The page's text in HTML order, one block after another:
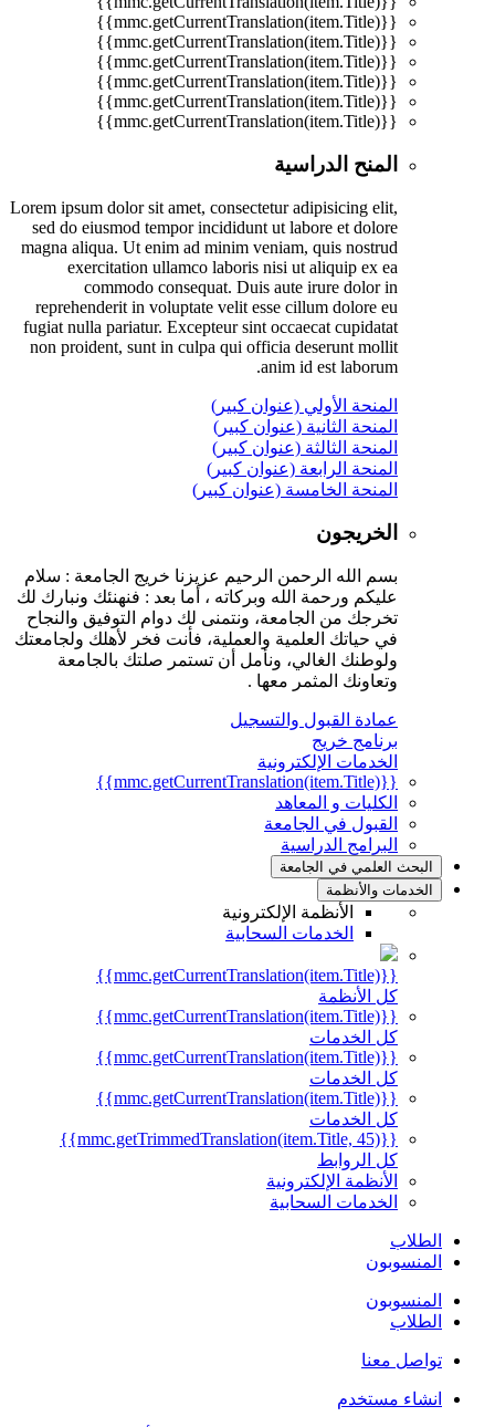
{{mmc.getCurrentTranslation(item.Title)}}
{{mmc.getCurrentTranslation(item.Title)}}
{{mmc.getCurrentTranslation(item.Title)}}
{{mmc.getCurrentTranslation(item.Title)}}
{{mmc.getCurrentTranslation(item.Title)}}
{{mmc.getCurrentTranslation(item.Title)}}
المنح الدراسية
Lorem ipsum dolor sit amet, consectetur adipisicing elit,
sed do eiusmod tempor incididunt ut labore et dolore
magna aliqua. Ut enim ad minim veniam, quis nostrud
exercitation ullamco laboris nisi ut aliquip ex ea
commodo consequat. Duis aute irure dolor in
reprehenderit in voluptate velit esse cillum dolore eu
fugiat nulla pariatur. Excepteur sint occaecat cupidatat
non proident, sunt in culpa qui officia deserunt mollit
anim id est laborum.
المنحة الأولي (عنوان كبير)
المنحة الثانية (عنوان كبير)
المنحة الثالثة (عنوان كبير)
المنحة الرابعة (عنوان كبير)
المنحة الخامسة (عنوان كبير)
الخريجون
بسم الله الرحمن الرحيم عزيزنا خريج الجامعة : سلام
عليكم ورحمة الله وبركاته ، أما بعد : فنهنئك ونبارك لك
تخرجك من الجامعة، ونتمنى لك دوام التوفيق والنجاح
في حياتك العلمية والعملية، فأنت فخر لأهلك ولجامعتك
ولوطنك الغالي، ونأمل أن تستمر صلتك بالجامعة
وتعاونك المثمر معها .
عمادة القبول والتسجيل
برنامج خريج
الخدمات الإلكترونية
{{mmc.getCurrentTranslation(item.Title)}}
الكليات و المعاهد
القبول في الجامعة
البرامج الدراسية
البحث العلمي في الجامعة
الخدمات والأنظمة
الأنظمة الإلكترونية
الخدمات السحابية
{{mmc.getCurrentTranslation(item.Title)}}
كل الأنظمة
{{mmc.getCurrentTranslation(item.Title)}}
كل الخدمات
{{mmc.getCurrentTranslation(item.Title)}}
كل الخدمات
{{mmc.getCurrentTranslation(item.Title)}}
كل الخدمات
{{mmc.getTrimmedTranslation(item.Title, 45)}}
كل الروابط
الأنظمة الإلكترونية
الخدمات السحابية
الطلاب
المنسوبون
المنسوبون
الطلاب
تواصل معنا
انشاء مستخدم